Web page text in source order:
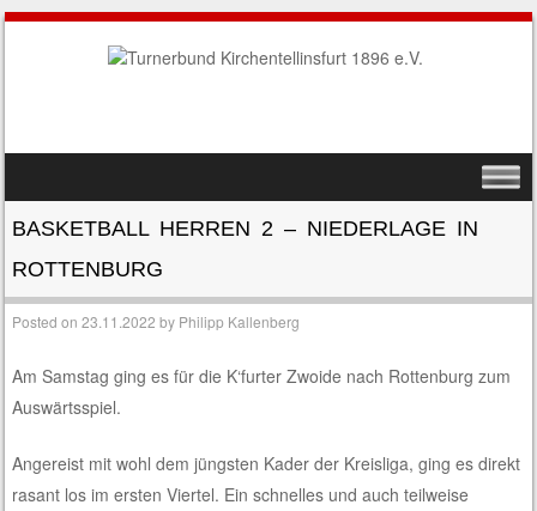
MENU
BASKETBALL HERREN 2 – NIEDERLAGE IN
ROTTENBURG
Posted on23.11.2022 by Philipp Kallenberg
Am Samstag ging es für die K‘furter Zwoide nach Rottenburg zum
Auswärtsspiel.
Angereist mit wohl dem jüngsten Kader der Kreisliga, ging es direkt
rasant los im ersten Viertel. Ein schnelles und auch teilweise